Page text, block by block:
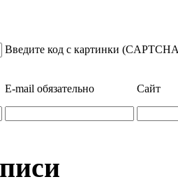
Введите код с картинки
E-mail обязательно Сайт